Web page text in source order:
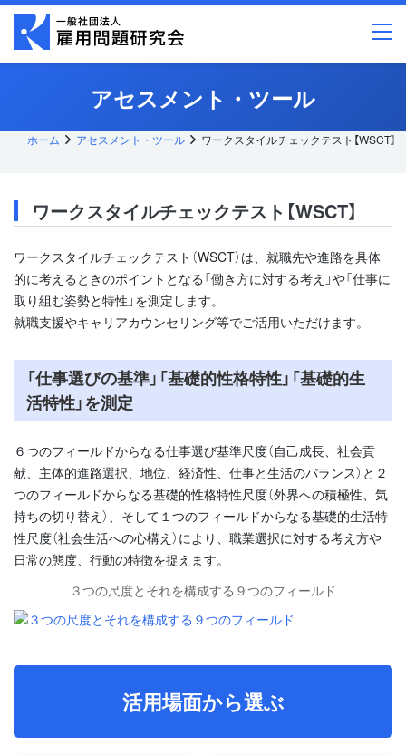
メ
ン
アセスメント・ツール
ホーム アセスメント・ツール ワークスタイルチェックテスト【WSCT】
ワークスタイルチェックテスト【WSCT】
ワークスタイルチェックテスト（WSCT）は、就職先や進路を具体
的に考えるときのポイントとなる「働き方に対する考え」や「仕事に
取り組む姿勢と特性」を測定します。
就職支援やキャリアカウンセリング等でご活用いただけます。
「仕事選びの基準」「基礎的性格特性」「基礎的生
活特性」を測定
６つのフィールドからなる仕事選び基準尺度（自己成長、社会貢
献、主体的進路選択、地位、経済性、仕事と生活のバランス）と２
つのフィールドからなる基礎的性格特性尺度（外界への積極性、気
持ちの切り替え）、そして１つのフィールドからなる基礎的生活特
性尺度（社会生活への心構え）により、職業選択に対する考え方や
日常の態度、行動の特徴を捉えます。
３つの尺度とそれを構成する９つのフィールド
活用場面から選ぶ